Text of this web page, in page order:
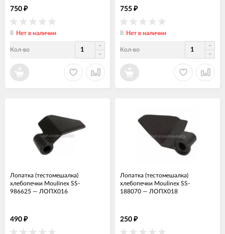
750 ₽
Нет в наличии
Кол-во
755 ₽
Нет в наличии
Кол-во
Лопатка (тестомешалка)
хлебопечки Moulinex SS-
986625 — ЛОПХ016
490 ₽
Лопатка (тестомешалка)
хлебопечки Moulinex SS-
188070 — ЛОПХ018
250 ₽